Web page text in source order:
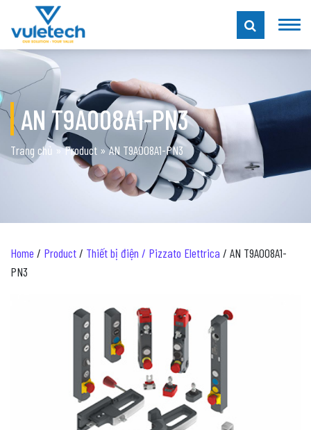
AN T9A008A1-PN3
Trang chủ »Product »AN T9A008A1-PN3
Home / Product/ Thiết bị điện / Pizzato Elettrica / AN T9A008A1-
PN3